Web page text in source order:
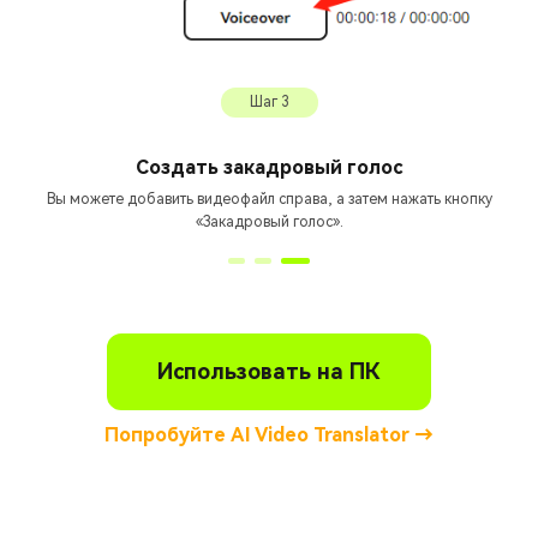
Шаг 3
Создать закадровый голос
Вы можете добавить видеофайл справа, а затем нажать кнопку
«Закадровый голос».
Использовать на ПК
Попробуйте AI Video Translator →